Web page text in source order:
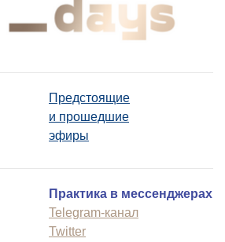
Предстоящие
и прошедшие
эфиры
Практика в мессенджерах
Telegram-канал
Twitter